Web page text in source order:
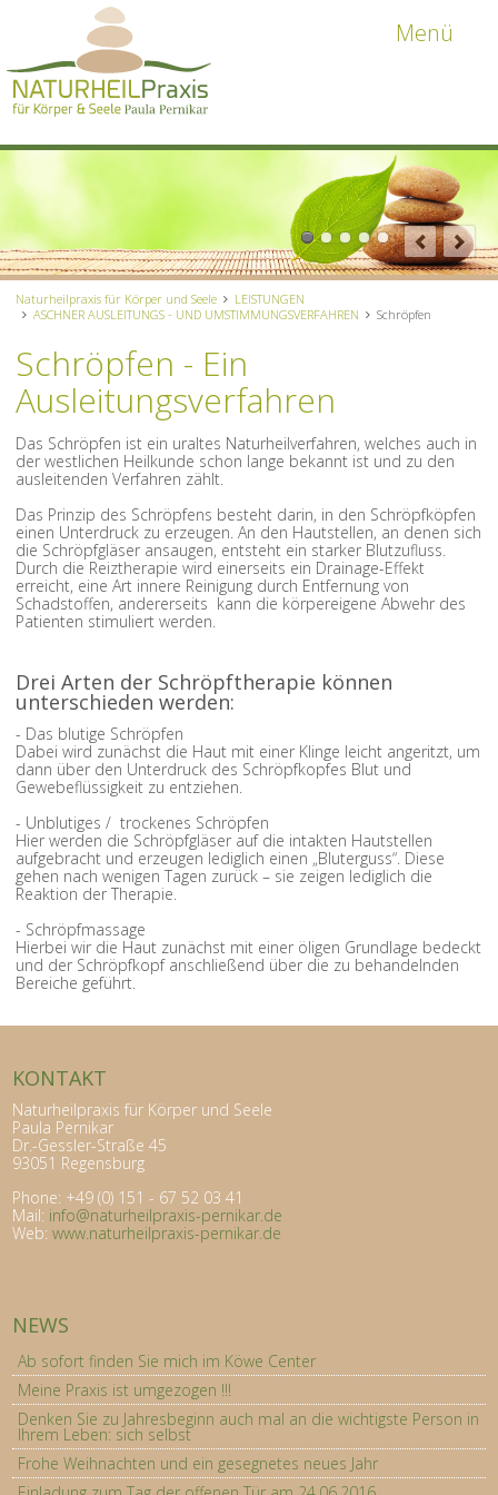
Menü
Naturheilpraxis für Körper und Seele
LEISTUNGEN
ASCHNER AUSLEITUNGS - UND UMSTIMMUNGSVERFAHREN
Schröpfen
Schröpfen - Ein
Ausleitungsverfahren
Das Schröpfen ist ein uraltes Naturheilverfahren, welches auch in
der westlichen Heilkunde schon lange bekannt ist und zu den
ausleitenden Verfahren zählt.
Das Prinzip des Schröpfens besteht darin, in den Schröpfköpfen
einen Unterdruck zu erzeugen. An den Hautstellen, an denen sich
die Schröpfgläser ansaugen, entsteht ein starker Blutzufluss.
Durch die Reiztherapie wird einerseits ein Drainage-Effekt
erreicht, eine Art innere Reinigung durch Entfernung von
Schadstoffen, andererseits kann die körpereigene Abwehr des
Patienten stimuliert werden.
Drei Arten der Schröpftherapie können
unterschieden werden:
- Das blutige Schröpfen
Dabei wird zunächst die Haut mit einer Klinge leicht angeritzt, um
dann über den Unterdruck des Schröpfkopfes Blut und
Gewebeflüssigkeit zu entziehen.
- Unblutiges / trockenes Schröpfen
Hier werden die Schröpfgläser auf die intakten Hautstellen
aufgebracht und erzeugen lediglich einen „Bluterguss“. Diese
gehen nach wenigen Tagen zurück – sie zeigen lediglich die
Reaktion der Therapie.
- Schröpfmassage
Hierbei wir die Haut zunächst mit einer öligen Grundlage bedeckt
und der Schröpfkopf anschließend über die zu behandelnden
Bereiche geführt.
KONTAKT
Naturheilpraxis für Körper und Seele
Paula Pernikar
Dr.-Gessler-Straße 45
93051 Regensburg
Phone: +49 (0) 151 - 67 52 03 41
Mail: info@naturheilpraxis-pernikar.de
Web:www.naturheilpraxis-pernikar.de
NEWS
Ab sofort finden Sie mich im Köwe Center
Meine Praxis ist umgezogen !!!
Denken Sie zu Jahresbeginn auch mal an die wichtigste Person in
Ihrem Leben: sich selbst
Frohe Weihnachten und ein gesegnetes neues Jahr